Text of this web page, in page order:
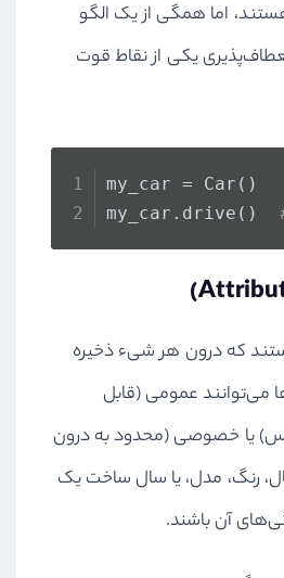
اما همگی از یک الگو
یکی از نقاط قوت
my_car = Car()
my_car.drive()
که درون هر شیء ذخیره
می‌توانند عمومی (قابل
یا خصوصی (محدود به درون
رنگ، مدل، یا سال ساخت یک
آن باشند.